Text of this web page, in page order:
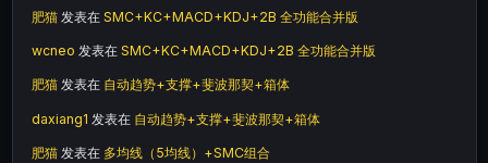
肥猫 发表在 SMC+KC+MACD+KDJ+2B 全功能合并版
wcneo 发表在 SMC+KC+MACD+KDJ+2B 全功能合并版
肥猫 发表在 自动趋势+支撑+斐波那契+箱体
daxiang1 发表在 自动趋势+支撑+斐波那契+箱体
肥猫 发表在 多均线（5均线）+SMC组合